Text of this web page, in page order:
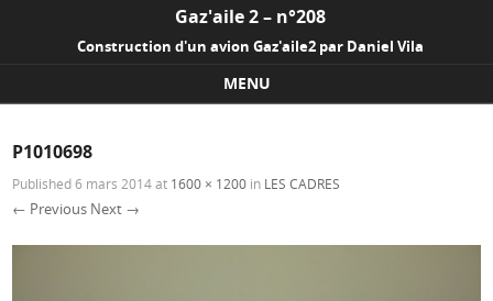
Gaz'aile 2 – n°208
Construction d'un avion Gaz'aile2 par Daniel Vila
MENU
P1010698
Published6 mars 2014at 1600 × 1200 in LES CADRES
← Previous Next →